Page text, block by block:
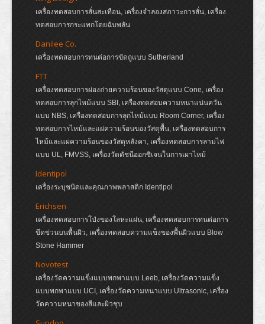
เครื่องทดสอบการสั่นสะเทือน, เครื่องจำลองสภาวะการสั่น, เครื่อง
ทดสอบการกระแทกโดยฉับพลัน
Danilee Co.
เครื่องทดสอบการทนต่อการขัดถูแบบ Sutherland
FTT
เครื่องทดสอบการผ่องถ่ายความร้อนของวัสดุแบบ Cone, เครื่อง
ทดสอบการลุกไหม้แบบ SBI, เครื่องทดสอบความหนาแน่นควัน
แบบ NBS, เครื่องทดสอบการลุกไหม้แบบ Room Corner, เครื่อง
ทดสอบการไหม้และแผ่ความร้อนของวัสดุพื้น, เครื่องทดสอบการ
ไหม้และแผ่ความร้อนของวัสดุหลังคา, เครื่องทดสอบการลามไฟ
แบบ UL, FMVSS, เครื่องวัดดัชนีออกซิเจนในการเผาไหม้
Identipol
เครื่องระบุชนิดและคุณภาพพลาสติก Identipol
Erichsen
เครื่องทดสอบการโป่งของโลหะแผ่น, เครื่องทดสอบการทนต่อการ
ขีดข่วนบนพื้นผิว, เครื่องทดสอบความแข็งของพื้นผิวแบบ Blow
Stone Hammer
Novotest
เครื่องวัดความแข็งแบบพกพาแบบ Leeb, เครื่องวัดความแข็ง
แบบพกพาแบบ UCI, เครื่องวัดความหนาแบบ Ultrasonic, เครื่อง
วัดความหนาของสีและผิวชุบ